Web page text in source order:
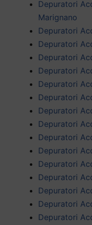
Depuratori
Marignano
Depuratori
Depuratori
Depuratori
Depuratori
Depuratori
Depuratori
Depuratori
Depuratori
Depuratori
Depuratori
Depuratori
Depuratori
Depuratori
Depuratori
Depuratori